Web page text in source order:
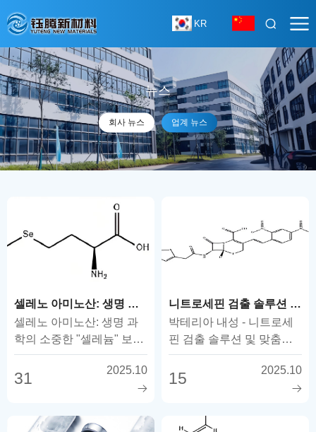
KR
뉴스
회사 뉴스 업계 뉴스
셀레노 아미노산: 생명 과학의 귀중한 '셀레늄' 보석
셀레노 아미노산: 생명 과
학의 소중한 "셀레늄" 보석
셀레노 아미노산은 독특한
셀레늄-코 ...
31 2025.10
니트로세핀 검출 솔루션 및 맞춤형 공급
박테리아 내성 - 니트로세
핀 검출 솔루션 및 맞춤형
공급 항생제 간의 소리 없
는 전쟁에서...
15 2025.10